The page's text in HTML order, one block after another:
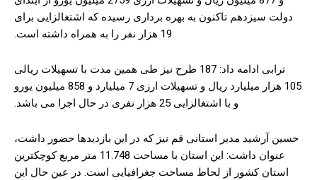
دولت سیزدهم تاکنون به بهره برداری رسیده که اشتغالزایی برای
19 هزار نفر را به همراه داشته است.
ترابی ادامه داد: 187 طرح نیز طی همین مدت با تسهیلات ریالی
105 هزار میلیارد ریال و تسهیلات ارزی 7 میلیارد و 858 میلیون یورو
و با اشتغالزایی 25 هزار نفری در حال اجرا می باشد.
حسین آرشید مدیر استانی قم نیز که در این بازدیدها حضور داشت،
عنوان داشت: این استان با مساحت 11.748 متر مربع کوچکترین
استان کشور از لحاظ مساحت جغرافیایی است. در عین حال این